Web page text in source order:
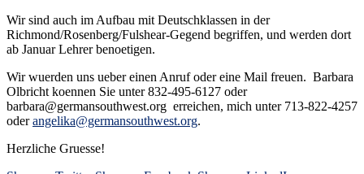
Wir sind auch im Aufbau mit Deutschklassen in der
Richmond/Rosenberg/Fulshear-Gegend begriffen, und werden dort
ab Januar Lehrer benoetigen.
Wir wuerden uns ueber einen Anruf oder eine Mail freuen. Barbara
Olbricht koennen Sie unter 832-495-6127 oder
barbara@germansouthwest.org erreichen, mich unter 713-822-4257
oderangelika@germansouthwest.org.
Herzliche Gruesse!